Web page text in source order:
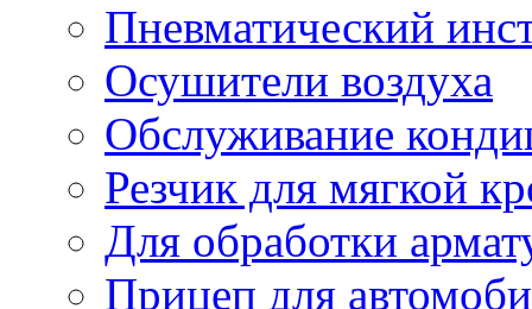
Пневматический
Осушители воздуха
Обслуживание
Резчик для мягкой
Для обработки
Прицеп для